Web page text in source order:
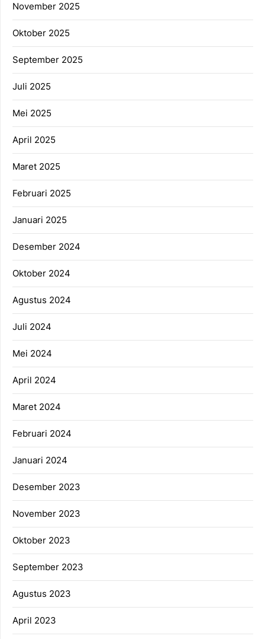
November 2025
Oktober 2025
September 2025
Juli 2025
Mei 2025
April 2025
Maret 2025
Februari 2025
Januari 2025
Desember 2024
Oktober 2024
Agustus 2024
Juli 2024
Mei 2024
April 2024
Maret 2024
Februari 2024
Januari 2024
Desember 2023
November 2023
Oktober 2023
September 2023
Agustus 2023
April 2023